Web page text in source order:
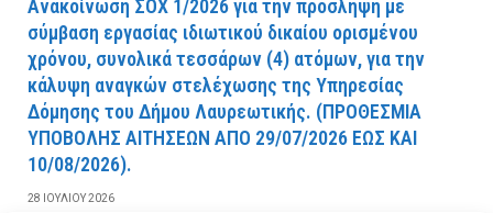
Ανακοίνωση ΣΟΧ 1/2026 για την πρόσληψη με
σύμβαση εργασίας ιδιωτικού δικαίου ορισμένου
χρόνου, συνολικά τεσσάρων (4) ατόμων, για την
κάλυψη αναγκών στελέχωσης της Υπηρεσίας
Δόμησης του Δήμου Λαυρεωτικής. (ΠPOΘEΣMIA
YΠOBOΛHΣ AITHΣEΩN AΠO 29/07/2026 EΩΣ KAI
10/08/2026).
28 ΙΟΥΛΊΟΥ 2026